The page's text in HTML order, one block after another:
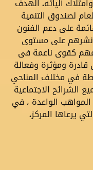
آلياته. الهدف
لصندوق التنمية
على دعم الفنون
ونشرهم على مستوى
كقوى ناعمة فى
قادرة ومؤثرة وفعالة
في مختلف المناحي
الشرائح الاجتماعية
الواعدة ، في
يرعاها المركز.